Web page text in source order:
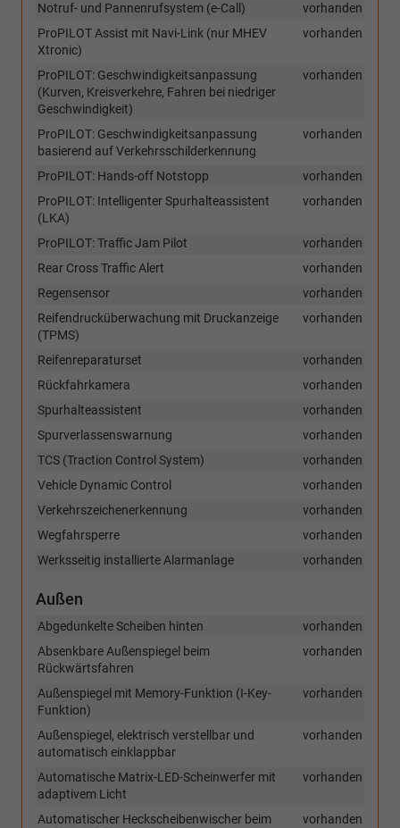
vorhanden
Notruf- und Pannenrufsystem (e-Call)
vorhanden
ProPILOT Assist mit Navi-Link (nur MHEV
Xtronic)
vorhanden
ProPILOT: Geschwindigkeitsanpassung
(Kurven, Kreisverkehre, Fahren bei niedriger
Geschwindigkeit)
vorhanden
ProPILOT: Geschwindigkeitsanpassung
basierend auf Verkehrsschilderkennung
vorhanden
ProPILOT: Hands-off Notstopp
vorhanden
ProPILOT: Intelligenter Spurhalteassistent
(LKA)
vorhanden
ProPILOT: Traffic Jam Pilot
vorhanden
Rear Cross Traffic Alert
vorhanden
Regensensor
vorhanden
Reifendrucküberwachung mit Druckanzeige
(TPMS)
vorhanden
Reifenreparaturset
vorhanden
Rückfahrkamera
vorhanden
Spurhalteassistent
vorhanden
Spurverlassenswarnung
vorhanden
TCS (Traction Control System)
vorhanden
Vehicle Dynamic Control
vorhanden
Verkehrszeichenerkennung
vorhanden
Wegfahrsperre
vorhanden
Werksseitig installierte Alarmanlage
Außen
vorhanden
Abgedunkelte Scheiben hinten
vorhanden
Absenkbare Außenspiegel beim
Rückwärtsfahren
vorhanden
Außenspiegel mit Memory-Funktion (I-Key-
Funktion)
vorhanden
Außenspiegel, elektrisch verstellbar und
automatisch einklappbar
vorhanden
Automatische Matrix-LED-Scheinwerfer mit
adaptivem Licht
vorhanden
Automatischer Heckscheibenwischer beim